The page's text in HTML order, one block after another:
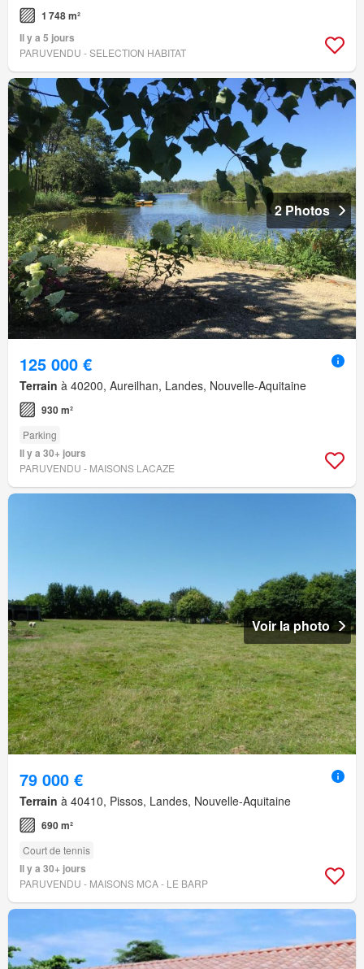
1 748 m²
Il y a 5 jours
PARUVENDU - SELECTION HABITAT
2 Photos
125 000 €
Terrain à 40200, Aureilhan, Landes, Nouvelle-Aquitaine
930 m²
Parking
Il y a 30+ jours
PARUVENDU - MAISONS LACAZE
Voir la photo
79 000 €
Terrain à 40410, Pissos, Landes, Nouvelle-Aquitaine
690 m²
Court de tennis
Il y a 30+ jours
PARUVENDU - MAISONS MCA - LE BARP